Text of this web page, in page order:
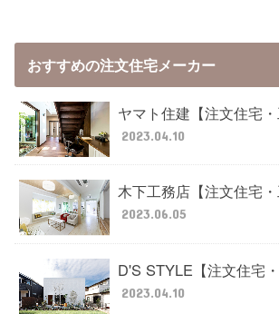
おすすめの注文住宅メーカー
ヤマト住建【注文住宅・
2023.04.10
木下工務店【注文住宅・
2023.06.05
D'S STYLE【注文住宅・
2023.04.10